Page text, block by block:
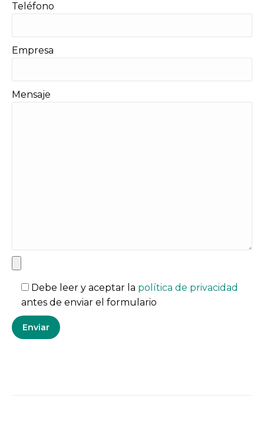
Teléfono
Empresa
Mensaje
Debe leer y aceptar la política de privacidad
antes de enviar el formulario